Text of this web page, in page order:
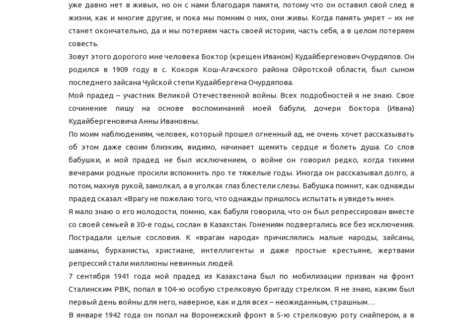
уже давно нет в живых, но он с нами благодаря памяти, потому что он оставил свой след в
жизни, как и многие другие, и пока мы помним о них, они живы. Когда память умрет – их не
станет окончательно, да и мы потеряем часть своей истории, часть себя, а в целом потеряем
совесть.
Зовут этого дорогого мне человека Боктор (крещен Иваном) Кудайбергенович Очурдяпов. Он
родился в 1909 году в с. Кокоря Кош-Агачского района Ойротской области, был сыном
последнего зайсана Чуйской степи Кудайбергена Очурдяпова.
Мой прадед – участник Великой Отечественной войны. Всех подробностей я не знаю. Свое
сочинение пишу на основе воспоминаний моей бабули, дочери Боктора (Ивана)
Кудайбергеновича Анны Ивановны.
По моим наблюдениям, человек, который прошел огненный ад, не очень хочет рассказывать
об этом даже своим близким, видимо, начинает щемить сердце и болеть душа. Со слов
бабушки, и мой прадед не был исключением, о войне он говорил редко, когда тихими
вечерами родные просили вспомнить про те тяжелые годы. Иногда он рассказывал долго, а
потом, махнув рукой, замолкал, а в уголках глаз блестели слезы. Бабушка помнит, как однажды
прадед сказал: «Врагу не пожелаю того, что однажды пришлось испытать и увидеть мне».
Я мало знаю о его молодости, помню, как бабуля говорила, что он был репрессирован вместе
со своей семьей в 30-е годы, сослан в Казахстан. Гонениям подвергались все без исключения.
Пострадали целые сословия. К «врагам народа» причислялись малые народы, зайсаны,
шаманы, бурханисты, христиане, интеллигенты и даже простые крестьяне, жертвами
репрессий стали миллионы невинных людей.
7 сентября 1941 года мой прадед из Казахстана был по мобилизации призван на фронт
Сталинским РВК, попал в 104-ю особую стрелковую бригаду стрелком. Я не знаю, каким был
первый день войны для него, наверное, как и для всех – неожиданным, страшным…
В январе 1942 года он попал на Воронежский фронт в 5-ю стрелковую роту снайпером, а в